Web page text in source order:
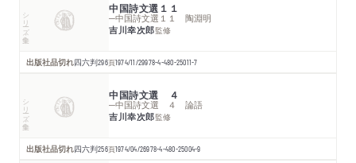
シリーズ・全集 中国詩文選１１
─中国詩文選１１ 陶淵明
吉川幸次郎監修
出版社品切れ四六判296頁1974/11/29978-4-480-25011-7
シリーズ・全集 中国詩文選 ４
─中国詩文選 ４ 論語
吉川幸次郎監修
出版社品切れ四六判256頁1974/04/26978-4-480-25004-9